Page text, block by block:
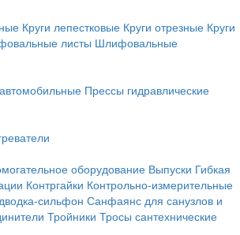
Круги лепестковые Круги отрезные Круги
листы Шлифовальные
Прессы гидравлические
оборудование Выпуски Гибкая
Контргайки Контрольно-измерительные
сильфон Санфаянс для санузлов и
Тройники Тросы сантехнические